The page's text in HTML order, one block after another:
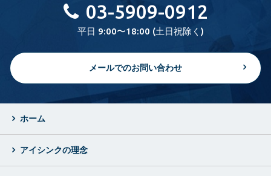
03-5909-0912
平日 9:00〜18:00 (土日祝除く)
メールでのお問い合わせ
ホーム
アイシンクの理念